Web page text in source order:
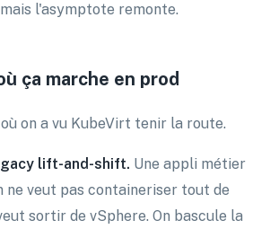
l'asymptote remonte.
ça marche en prod
on a vu KubeVirt tenir la route.
lift-and-shift. Une appli métier
ne veut pas containeriser tout de
sortir de vSphere. On bascule la